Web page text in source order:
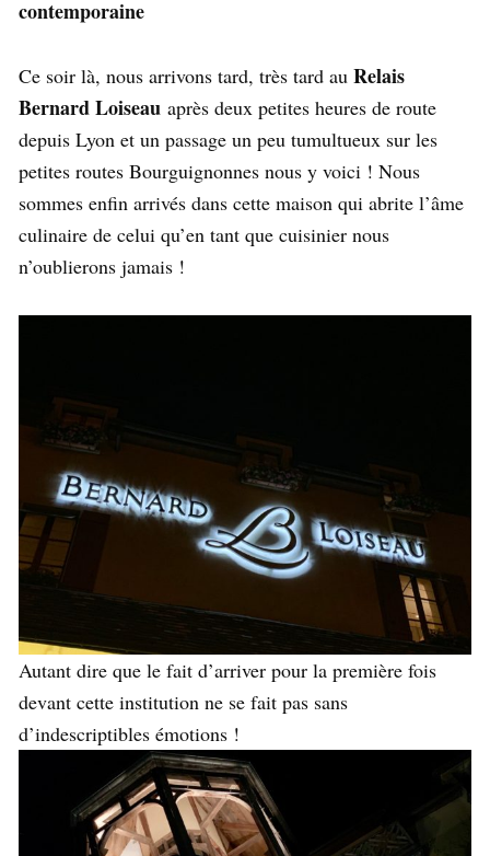
contemporaine
Ce soir là, nous arrivons tard, très tard au Relais
Bernard Loiseau après deux petites heures de route
depuis Lyon et un passage un peu tumultueux sur les
petites routes Bourguignonnes nous y voici ! Nous
sommes enfin arrivés dans cette maison qui abrite l’âme
culinaire de celui qu’en tant que cuisinier nous
n’oublierons jamais !
Autant dire que le fait d’arriver pour la première fois
devant cette institution ne se fait pas sans
d’indescriptibles émotions !